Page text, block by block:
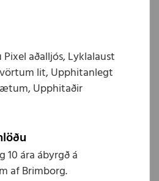
aðalljós, Lyklalaust
lit, Upphitanlegt
Upphitaðir
ára ábyrgð á
af Brimborg.